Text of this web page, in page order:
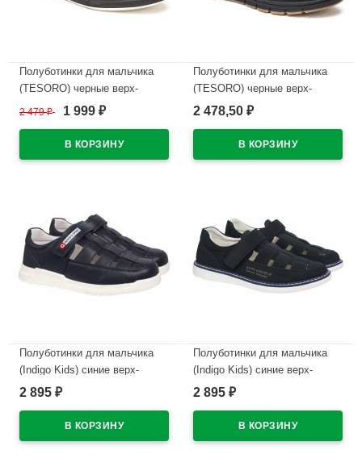
Полуботинки для мальчика
(TESORO) черные верх-
искусственный нубук
артикул 148629/10-02
2 479₽ 1 999 ₽
Полуботинки для мальчика
(TESORO) черные верх-
искусственная кожа
артикул 148670/03-01
2 478,50 ₽
Полуботинки для мальчика
(Indigo Kids) синие верх-
искусственная кожа
размерный ряд 32-37 арт.41-
0019A2
2 895 ₽
Полуботинки для мальчика
(Indigo Kids) синие верх-
искусственная кожа
размерный ряд 32-37 арт.41-
0020A2
2 895 ₽